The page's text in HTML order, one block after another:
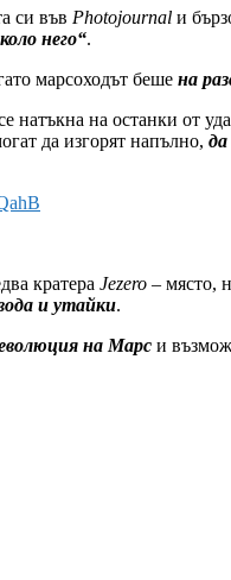
си във Photojournal и
него“.
марсоходът беше на
натъкна на останки от
да изгорят напълно,
кратера Jezero – място,
и утайки.
на Марс и